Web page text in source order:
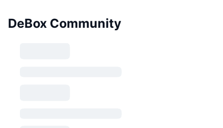
DeBox Community